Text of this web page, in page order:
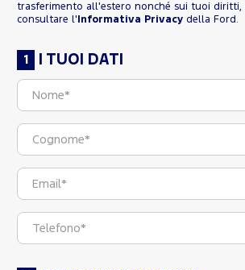
trasferimento all'estero nonché sui tuoi diritti,
consultare l' Informativa Privacy della Ford.
I TUOI DATI